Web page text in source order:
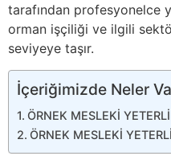
tarafından profesyonelce
orman işçiliği ve ilgili
seviyeye taşır.
İçeriğimizde Neler
ÖRNEK MESLEKİ
ÖRNEK MESLEKİ